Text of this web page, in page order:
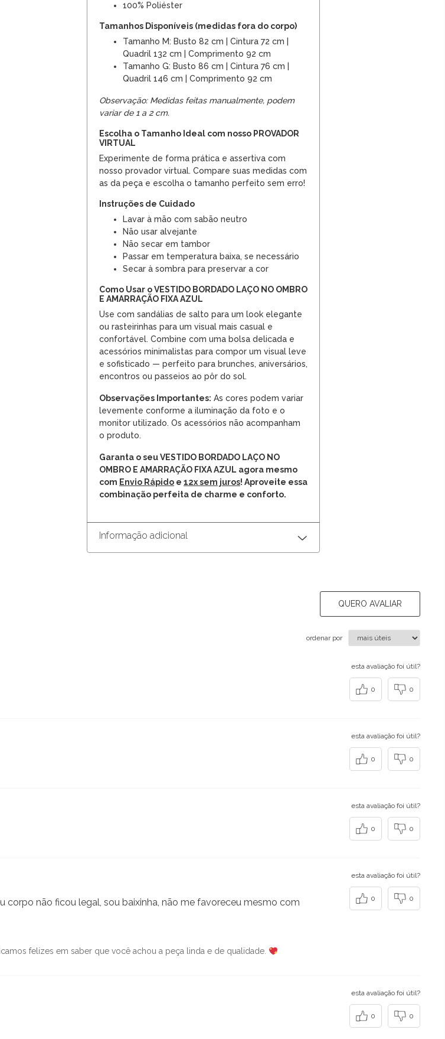
100% Poliéster
Tamanhos Disponíveis (medidas fora do corpo)
Tamanho M: Busto 82 cm | Cintura 72 cm |
Quadril 132 cm | Comprimento 92 cm
Tamanho G: Busto 86 cm | Cintura 76 cm |
Quadril 146 cm | Comprimento 92 cm
Observação: Medidas feitas manualmente, podem
variar de 1 a 2 cm.
Escolha o Tamanho Ideal com nosso PROVADOR
VIRTUAL
Experimente de forma prática e assertiva com
nosso provador virtual. Compare suas medidas com
as da peça e escolha o tamanho perfeito sem erro!
Instruções de Cuidado
Lavar à mão com sabão neutro
Não usar alvejante
Não secar em tambor
Passar em temperatura baixa, se necessário
Secar à sombra para preservar a cor
Como Usar o VESTIDO BORDADO LAÇO NO OMBRO
E AMARRAÇÃO FIXA AZUL
Use com sandálias de salto para um look elegante
ou rasteirinhas para um visual mais casual e
confortável. Combine com uma bolsa delicada e
acessórios minimalistas para compor um visual leve
e sofisticado — perfeito para brunches, aniversários,
encontros ou passeios ao pôr do sol.
Observações Importantes: As cores podem variar
levemente conforme a iluminação da foto e o
monitor utilizado. Os acessórios não acompanham
o produto.
Garanta o seu VESTIDO BORDADO LAÇO NO
OMBRO E AMARRAÇÃO FIXA AZUL agora mesmo
com Envio Rápido e 12x sem juros! Aproveite essa
combinação perfeita de charme e conforto.
Informação adicional
QUERO AVALIAR
ordenar por
esta avaliação foi útil?
0 0
esta avaliação foi útil?
0 0
esta avaliação foi útil?
0 0
não ficou legal, sou baixinha, não me favoreceu mesmo com
felizes em saber que você achou a peça linda e de qualidade.
esta avaliação foi útil?
0 0
esta avaliação foi útil?
0 0